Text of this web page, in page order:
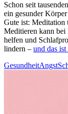
Schon seit
ein gesun­der
Gute ist: Medi­ta­tion
Medi­tie­ren kann bei
helfen und
lindern – und das
GesundheitAngst